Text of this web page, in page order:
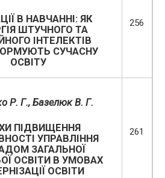
В НАВЧАННІ: ЯК
ШТУЧНОГО ТА
ІНТЕЛЕКТІВ
СУЧАСНУ
ОСВІТУ
256
Р. Г., Базелюк В. Г.
ПІДВИЩЕННЯ
УПРАВЛІННЯ
ЗАГАЛЬНОЇ
ОСВІТИ В УМОВАХ
ОСВІТИ
261